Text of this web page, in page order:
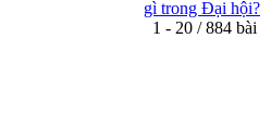
gì trong Đại hội?
1 - 20 / 884 bài